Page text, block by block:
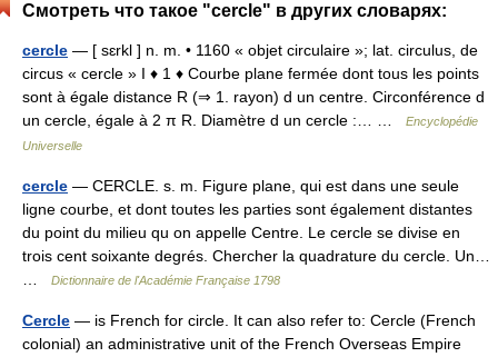
Смотреть что такое "cercle" в других словарях:
cercle — [ sɛrkl ] n. m. • 1160 « objet circulaire »; lat. circulus, de
circus « cercle » I ♦ 1 ♦ Courbe plane fermée dont tous les points
sont à égale distance R (⇒ 1. rayon) d un centre. Circonférence d
un cercle, égale à 2 π R. Diamètre d un cercle :… …
Encyclopédie
Universelle
cercle — CERCLE. s. m. Figure plane, qui est dans une seule
ligne courbe, et dont toutes les parties sont également distantes
du point du milieu qu on appelle Centre. Le cercle se divise en
trois cent soixante degrés. Chercher la quadrature du cercle. Un…
Dictionnaire de l'Académie Française 1798
Cercle — is French for circle. It can also refer to: Cercle (French
colonial) an administrative unit of the French Overseas Empire